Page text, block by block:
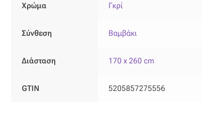
Χρώμα Γκρί
Σύνθεση Βαμβάκι
Διάσταση 170 x 260 cm
GTIN 5205857275556